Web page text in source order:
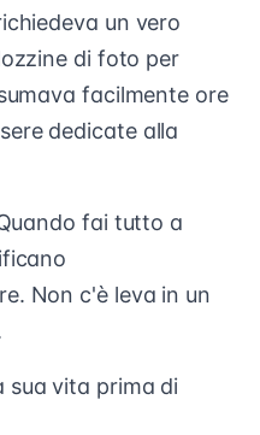
un vero
di foto per
facilmente ore
dedicate alla
fai tutto a
Non c'è leva in un
sua vita prima di